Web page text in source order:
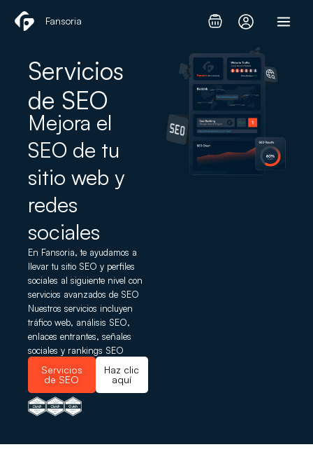
Fansoria
Servicios
de SEO
Mejora el
SEO de tu
sitio web y
redes
sociales
En Fansoria, te ayudamos a
llevar tu sitio SEO y perfiles
sociales al siguiente nivel con
servicios avanzados de SEO
Nuestros servicios incluyen
tráfico web, análisis SEO,
enlaces entrantes, señales
sociales y rankings SEO
Servicios
de SEO
Haz clic
aquí